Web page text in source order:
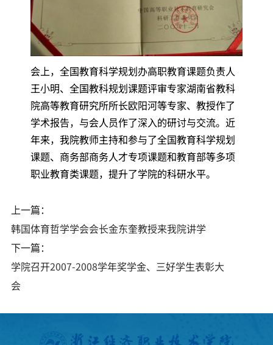
会上，全国教育科学规划办高职教育课题负责人
王小明、全国教科规划课题评审专家湖南省教科
院高等教育研究所所长欧阳河等专家、教授作了
学术报告，与会人员作了深入的研讨与交流。近
年来，我院教师主持和参与了全国教育科学规划
课题、商务部商务人才专项课题和教育部等多项
职业教育类课题，提升了学院的科研水平。
上一篇：
韩国体育哲学学会会长金东奎教授来我院讲学
下一篇：
学院召开2007-2008学年奖学金、三好学生表彰大
会